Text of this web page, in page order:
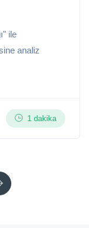
ile
analiz
1 dakika
Next